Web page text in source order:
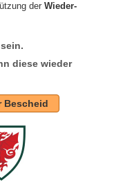
der Wieder-
diese wieder
Bescheid